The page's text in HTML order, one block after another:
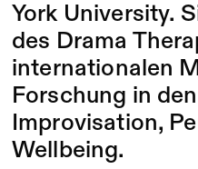
York University.
des Drama
internationalen
Forschung in
Improvisation,
Wellbeing.